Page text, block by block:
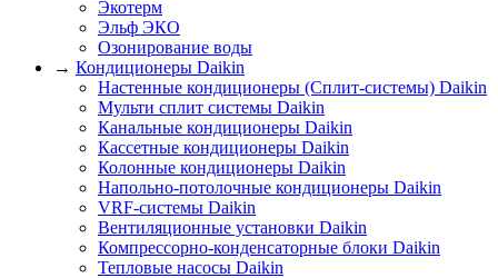
Экотерм
Эльф ЭКО
Озонирование воды
→ Кондиционеры Daikin
Настенные кондиционеры (Сплит-системы) Daikin
Мульти сплит системы Daikin
Канальные кондиционеры Daikin
Кассетные кондиционеры Daikin
Колонные кондиционеры Daikin
Напольно-потолочные кондиционеры Daikin
VRF-системы Daikin
Вентиляционные установки Daikin
Компрессорно-конденсаторные блоки Daikin
Тепловые насосы Daikin